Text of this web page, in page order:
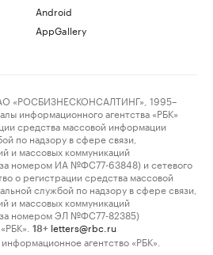
Android
AppGallery
«РОСБИЗНЕСКОНСАЛТИНГ», 1995–
информационного агентства «РБК»
средства массовой информации
по надзору в сфере связи,
и массовых коммуникаций
номером ИА №ФС77-63848) и сетевого
о регистрации средства массовой
службой по надзору в сфере связи,
и массовых коммуникаций
номером ЭЛ №ФС77-82385)
18+ letters@rbc.ru
агентство «РБК».